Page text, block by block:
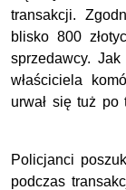
transakcji.
blisko 800
sprzedawcy.
właściciela
urwał się tuż po
Policjanci
podczas